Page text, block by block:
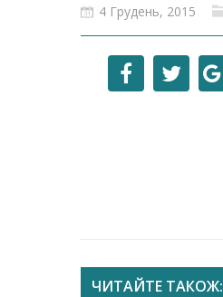
4 Грудень, 2015
ЧИТАЙТЕ ТАКОЖ: